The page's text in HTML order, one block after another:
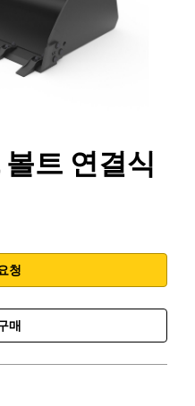
볼트 연결식
청
매